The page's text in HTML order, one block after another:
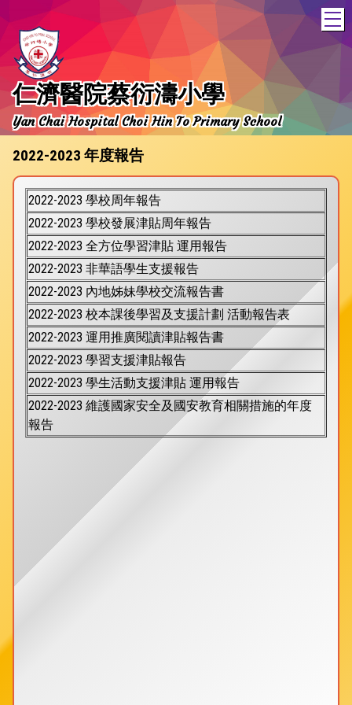
仁濟醫院蔡衍濤小學
Yan Chai Hospital Choi Hin To Primary School
2022-2023 年度報告
2022-2023 學校周年報告
2022-2023 學校發展津貼周年報告
2022-2023 全方位學習津貼 運用報告
2022-2023 非華語學生支援報告
2022-2023 內地姊妹學校交流報告書
2022-2023 校本課後學習及支援計劃 活動報告表
2022-2023 運用推廣閱讀津貼報告書
2022-2023 學習支援津貼報告
2022-2023 學生活動支援津貼 運用報告
2022-2023 維護國家安全及國安教育相關措施的年度
報告